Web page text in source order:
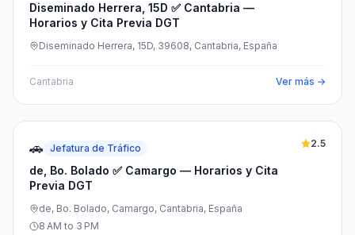
Diseminado Herrera, 15D ✅ Cantabria —
Horarios y Cita Previa DGT
Diseminado Herrera, 15D, 39608, Cantabria, España
Cantabria Ver más →
🚗 Jefatura de Tráfico
de, Bo. Bolado ✅ Camargo — Horarios y Cita
Previa DGT
2.5
de, Bo. Bolado, Camargo, Cantabria, España
8 AM to 3 PM